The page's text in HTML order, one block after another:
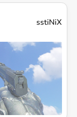
sstiNiX